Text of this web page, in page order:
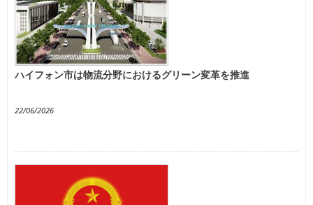
ハイフォン市は物流分野におけるグリーン変革を推進
22/06/2026